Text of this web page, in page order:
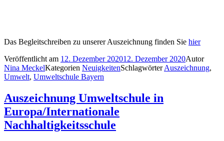
Das Begleitschreiben zu unserer Auszeichnung finden Sie hier
Veröffentlicht am 12. Dezember 202012. Dezember 2020Autor
Nina MeckelKategorien NeuigkeitenSchlagwörterAuszeichnung,
Umwelt, Umweltschule Bayern
Auszeichnung Umweltschule in
Europa/Internationale
Nachhaltigkeitsschule